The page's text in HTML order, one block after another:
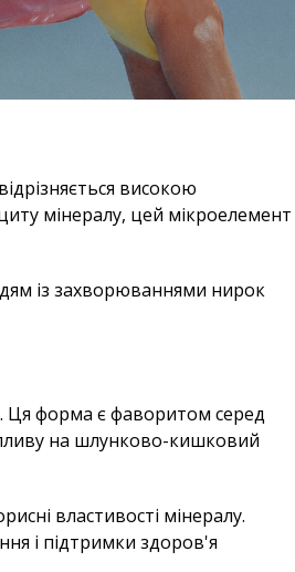
високою
мінералу, цей мікроелемент
із захворюваннями нирок
Ця форма є фаворитом серед
на шлунково-кишковий
властивості мінералу.
і підтримки здоров'я